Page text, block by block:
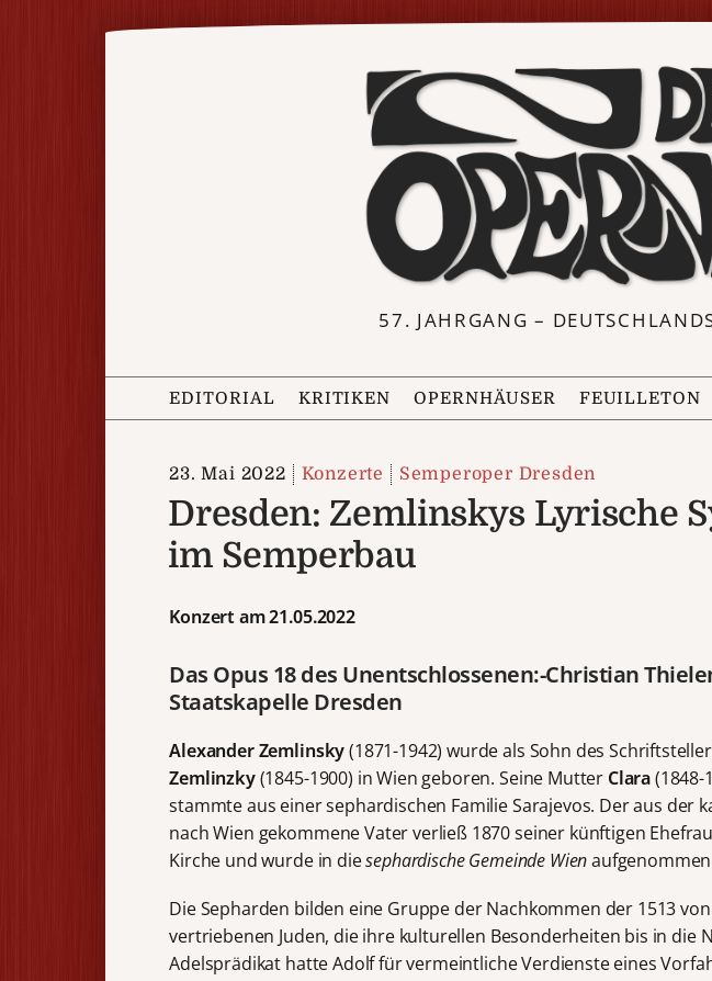
57. JAHRGANG –
EDITORIAL KRITIKEN OPERNHÄUSER FEUILLETON
23. Mai 2022 Konzerte Semperoper Dresden
Dresden: Zemlinskys Lyrische
im Semperbau
Konzert am 21.05.2022
Das Opus 18 des Unentschlossenen:-Christian
Staatskapelle Dresden
Alexander Zemlinsky(1871-1942) wurde als Sohn des
Zemlinzky(1845-1900) in Wien geboren. Seine Mutter Clara(1848-
stammte aus einer sephardischen Familie Sarajevos. Der aus der
nach Wien gekommene Vater verließ 1870 seiner künftigen
Kirche und wurde in diesephardische Gemeinde Wien
Die Sepharden bilden eine Gruppe der Nachkommen der 1513
vertriebenen Juden, die ihre kulturellen Besonderheiten bis in die
Adelsprädikat hatte Adolf für vermeintliche Verdienste eines